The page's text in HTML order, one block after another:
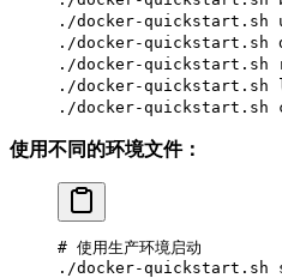
./docker-quickstart.sh
./docker-quickstart.sh
./docker-quickstart.sh
./docker-quickstart.sh
./docker-quickstart.sh
使用不同的环境文件：
# 使用生产环境启动
./docker-quickstart.sh